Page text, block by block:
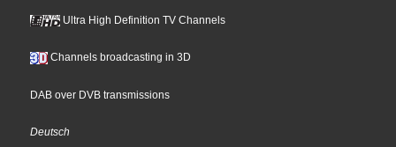
Ultra High Definition TV Channels
Channels broadcasting in 3D
DAB over DVB transmissions
Deutsch